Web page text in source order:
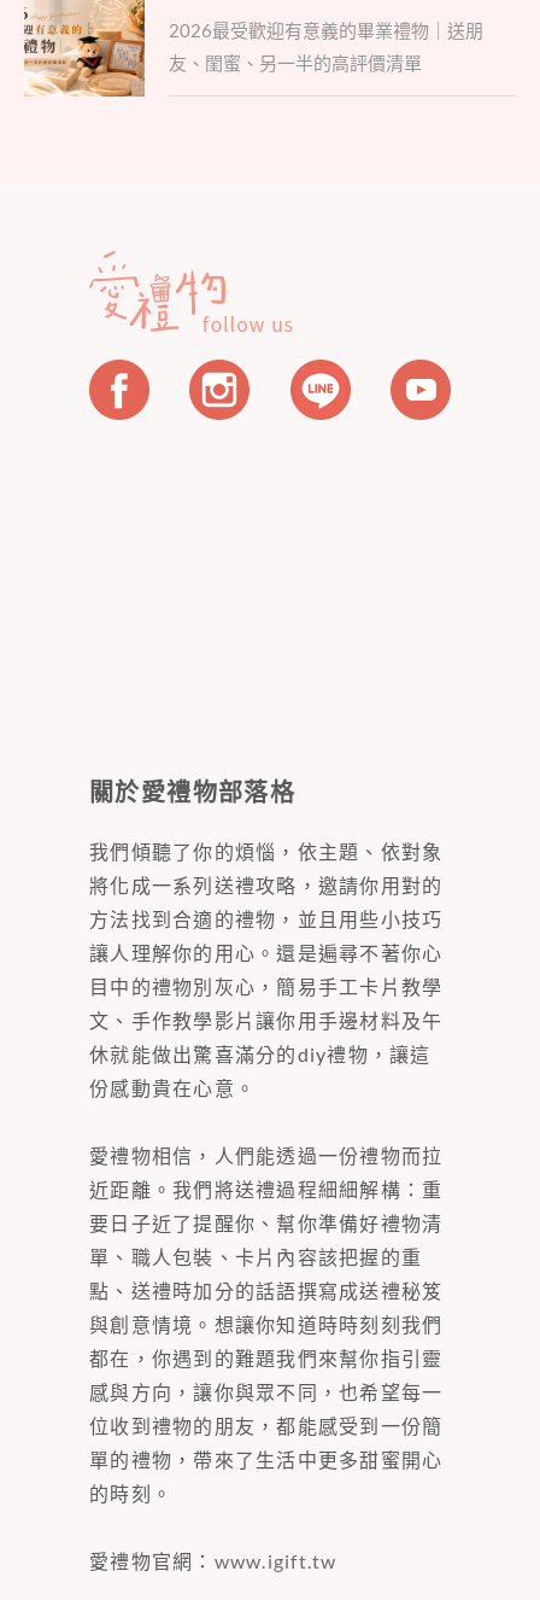
章
導
覽
Parent
post:
2026最受歡迎有意義的畢業禮物｜送朋
友、閨蜜、另一半的高評價清單
關於愛禮物部落格
我們傾聽了你的煩惱，依主題、依對象
將化成一系列送禮攻略，邀請你用對的
方法找到合適的禮物，並且用些小技巧
讓人理解你的用心。還是遍尋不著你心
目中的禮物別灰心，簡易手工卡片教學
文、手作教學影片讓你用手邊材料及午
休就能做出驚喜滿分的diy禮物，讓這
份感動貴在心意。
愛禮物相信，人們能透過一份禮物而拉
近距離。我們將送禮過程細細解構：重
要日子近了提醒你、幫你準備好禮物清
單、職人包裝、卡片內容該把握的重
點、送禮時加分的話語撰寫成送禮秘笈
與創意情境。想讓你知道時時刻刻我們
都在，你遇到的難題我們來幫你指引靈
感與方向，讓你與眾不同，也希望每一
位收到禮物的朋友，都能感受到一份簡
單的禮物，帶來了生活中更多甜蜜開心
的時刻。
愛禮物官網： www.igift.tw